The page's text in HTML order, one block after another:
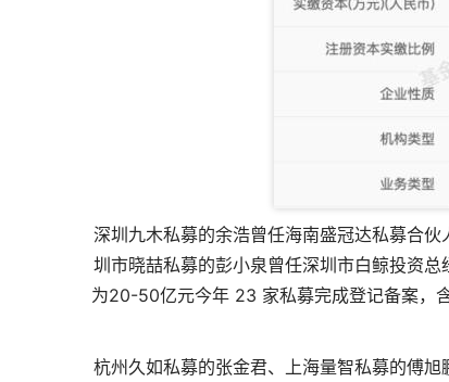
深圳九木私募的余浩曾任海南盛冠达私募合
圳市晓喆私募的彭小泉曾任深圳市白鲸投资
为20-50亿元今年 23 家私募完成登记备案，
杭州久如私募的张金君、上海量智私募的傅